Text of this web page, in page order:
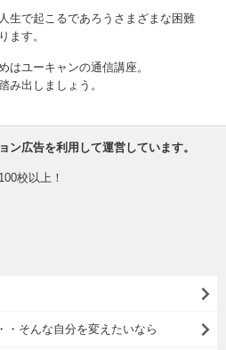
生で起こるであろうさまざまな困難
ます。
はユーキャンの通信講座。
み出しましょう。
ン広告を利用して運営しています。
校以上！
・そんな自分を変えたいなら